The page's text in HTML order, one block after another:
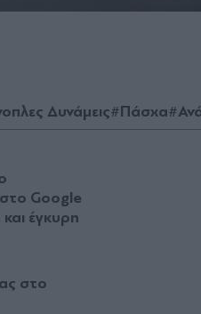
Δυνάμεις#Πάσχα
Google
έγκυρη
στο